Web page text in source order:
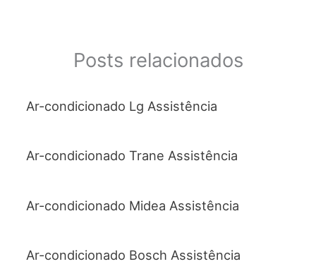
Posts relacionados
Ar-condicionado Lg Assistência
Ar-condicionado Trane Assistência
Ar-condicionado Midea Assistência
Ar-condicionado Bosch Assistência